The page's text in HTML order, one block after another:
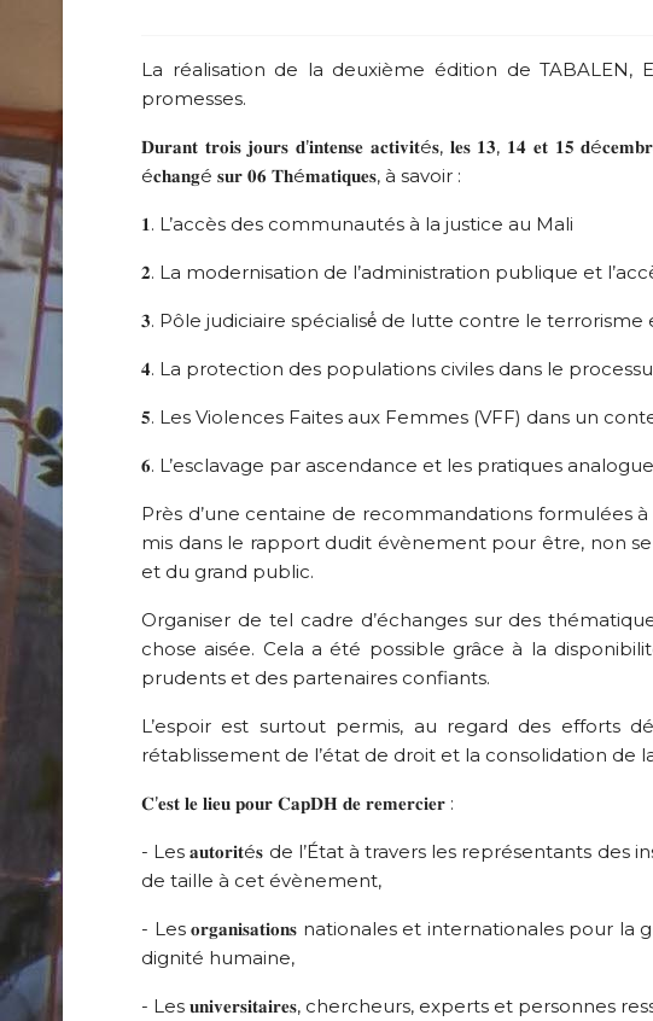
La réalisation de la deuxième édition de TABALEN,
promesses.
𝐃𝐮𝐫𝐚𝐧𝐭 𝐭𝐫𝐨𝐢𝐬 𝐣𝐨𝐮𝐫𝐬 𝐝’𝐢𝐧𝐭𝐞𝐧𝐬𝐞 𝐚𝐜𝐭𝐢𝐯𝐢𝐭é𝐬, 𝐥𝐞𝐬 𝟏𝟑, 𝟏𝟒 𝐞𝐭 𝟏𝟓
é𝐜𝐡𝐚𝐧𝐠é 𝐬𝐮𝐫 𝟎𝟔 𝐓𝐡é𝐦𝐚𝐭𝐢𝐪𝐮𝐞𝐬, à savoir :
𝟏. L’accès des communautés à la justice au Mali
𝟐. La modernisation de l’administration publique et
𝟑. Pôle judiciaire spécialisé́ de lutte contre le
𝟒. La protection des populations civiles dans le
𝟓. Les Violences Faites aux Femmes (VFF) dans un
𝟔. L’esclavage par ascendance et les pratiques
Près d’une centaine de recommandations formulées
mis dans le rapport dudit évènement pour être, non
et du grand public.
Organiser de tel cadre d’échanges sur des
chose aisée. Cela a été possible grâce à la
prudents et des partenaires confiants.
L’espoir est surtout permis, au regard des efforts
rétablissement de l’état de droit et la consolidation de
𝐂’𝐞𝐬𝐭 𝐥𝐞 𝐥𝐢𝐞𝐮 𝐩𝐨𝐮𝐫 𝐂𝐚𝐩𝐃𝐇 𝐝𝐞 𝐫𝐞𝐦𝐞𝐫𝐜𝐢𝐞𝐫 :
- Les 𝐚𝐮𝐭𝐨𝐫𝐢𝐭é𝐬 de l’État à travers les représentants
de taille à cet évènement,
- Les 𝐨𝐫𝐠𝐚𝐧𝐢𝐬𝐚𝐭𝐢𝐨𝐧𝐬 nationales et internationales
dignité humaine,
- Les 𝐮𝐧𝐢𝐯𝐞𝐫𝐬𝐢𝐭𝐚𝐢𝐫𝐞𝐬, chercheurs, experts et